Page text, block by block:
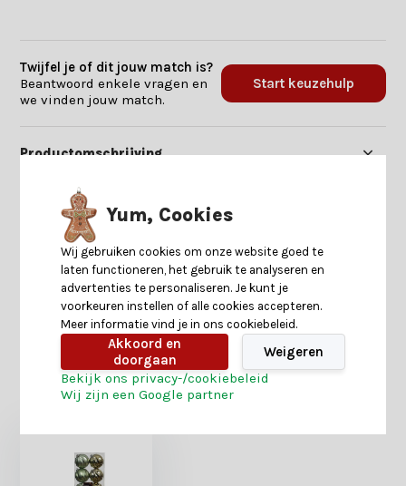
Twijfel je of dit jouw match is?
Beantwoord enkele vragen en
we vinden jouw match.
Start keuzehulp
Productomschrijving
Specificaties
Reviews
Heb je nog interesse in deze recent bekeken
producten?
Yum, Cookies
Wij gebruiken cookies om onze website goed te
laten functioneren, het gebruik te analyseren en
advertenties te personaliseren. Je kunt je
voorkeuren instellen of alle cookies accepteren.
Meer informatie vind je in ons cookiebeleid.
Akkoord en
doorgaan
Weigeren
Bekijk ons privacy-/cookiebeleid
Wij zijn een Google partner